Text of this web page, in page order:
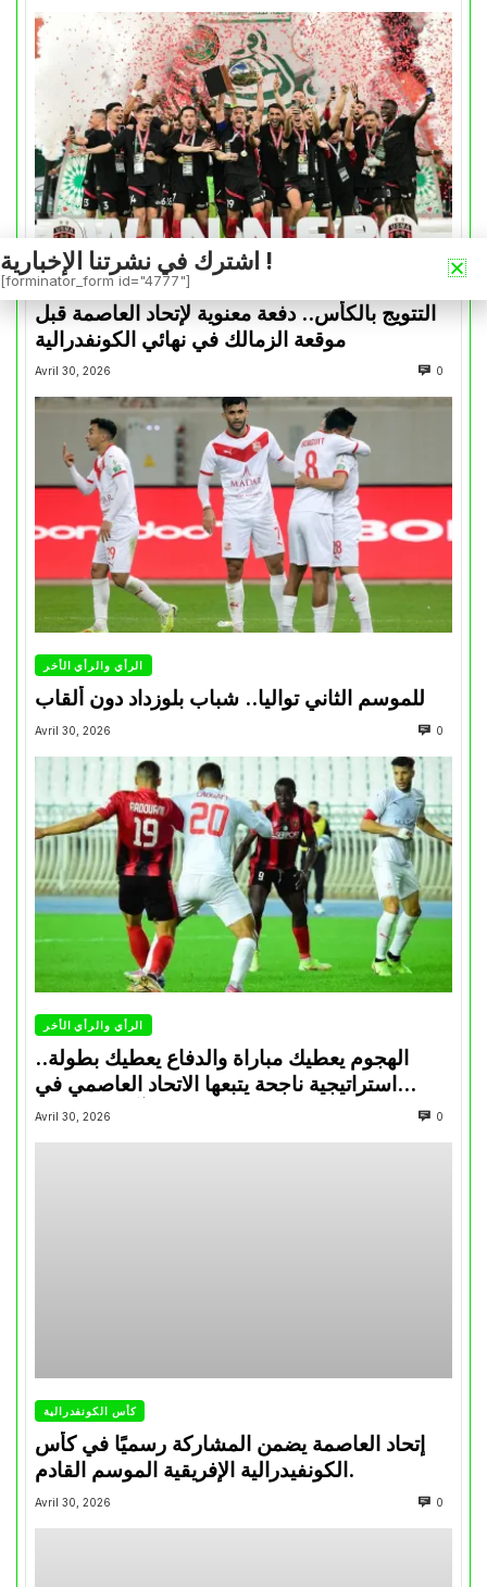
كأس الكونفدرالية
التتويج بالكأس.. دفعة معنوية لإتحاد العاصمة قبل
موقعة الزمالك في نهائي الكونفدرالية
Avril 30, 2026 0
الرأي والرأي الأخر
للموسم الثاني تواليا.. شباب بلوزداد دون ألقاب
Avril 30, 2026 0
الرأي والرأي الأخر
الهجوم يعطيك مباراة والدفاع يعطيك بطولة..
استراتيجية ناجحة يتبعها الاتحاد العاصمي في
تتويجاته آخر السنوات
Avril 30, 2026 0
كأس الكونفدرالية
إتحاد العاصمة يضمن المشاركة رسميًا في كأس
الكونفيدرالية الإفريقية الموسم القادم.
Avril 30, 2026 0
اشترك في نشرتنا الإخبارية !
[forminator_form id="4777"]